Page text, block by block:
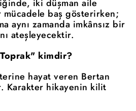
iki düşman aile
mücadele baş gösterirken;
aynı zamanda imkânsız bir
ateşleyecektir.
kimdir?
hayat veren Bertan
Karakter hikayenin kilit